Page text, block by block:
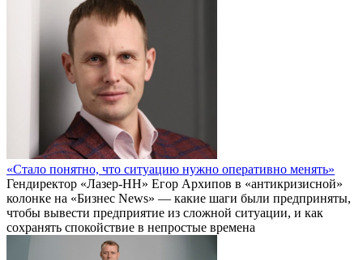
«Стало понятно, что ситуацию нужно оперативно менять»
Гендиректор «Лазер-НН» Егор Архипов в «антикризисной»
колонке на «Бизнес News» — какие шаги были предприняты,
чтобы вывести предприятие из сложной ситуации, и как
сохранять спокойствие в непростые времена